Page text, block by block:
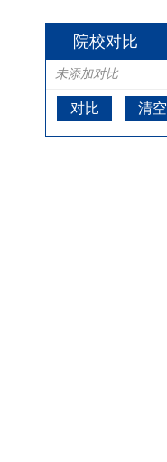
院校对比
未添加对比
对比 清空